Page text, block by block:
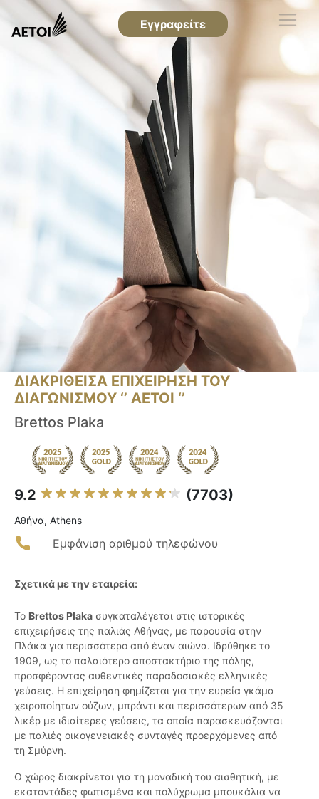
Εγγραφείτε
ΔΙΑΚΡΙΘΕΙΣΑ ΕΠΙΧΕΙΡΗΣΗ ΤΟΥ
ΔΙΑΓΩΝΙΣΜΟΥ ‘’ ΑΕΤΟΙ ‘’
Brettos Plaka
9.2 (7703)
Αθήνα, Athens
Εμφάνιση αριθμού τηλεφώνου
Σχετικά με την εταιρεία:
Το Brettos Plaka συγκαταλέγεται στις ιστορικές
επιχειρήσεις της παλιάς Αθήνας, με παρουσία στην
Πλάκα για περισσότερο από έναν αιώνα. Ιδρύθηκε το
1909, ως το παλαιότερο αποστακτήριο της πόλης,
προσφέροντας αυθεντικές παραδοσιακές ελληνικές
γεύσεις. Η επιχείρηση φημίζεται για την ευρεία γκάμα
χειροποίητων ούζων, μπράντι και περισσότερων από 35
λικέρ με ιδιαίτερες γεύσεις, τα οποία παρασκευάζονται
με παλιές οικογενειακές συνταγές προερχόμενες από
τη Σμύρνη.
Ο χώρος διακρίνεται για τη μοναδική του αισθητική, με
εκατοντάδες φωτισμένα και πολύχρωμα μπουκάλια να